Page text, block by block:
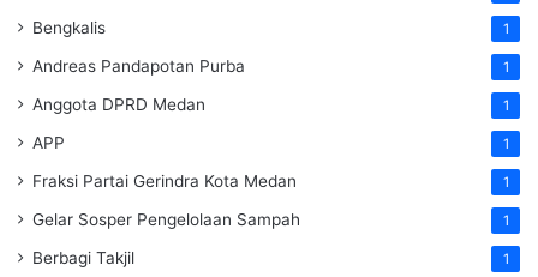
Bengkalis 1
Andreas Pandapotan Purba 1
Anggota DPRD Medan 1
APP 1
Fraksi Partai Gerindra Kota Medan 1
Gelar Sosper Pengelolaan Sampah 1
Berbagi Takjil 1